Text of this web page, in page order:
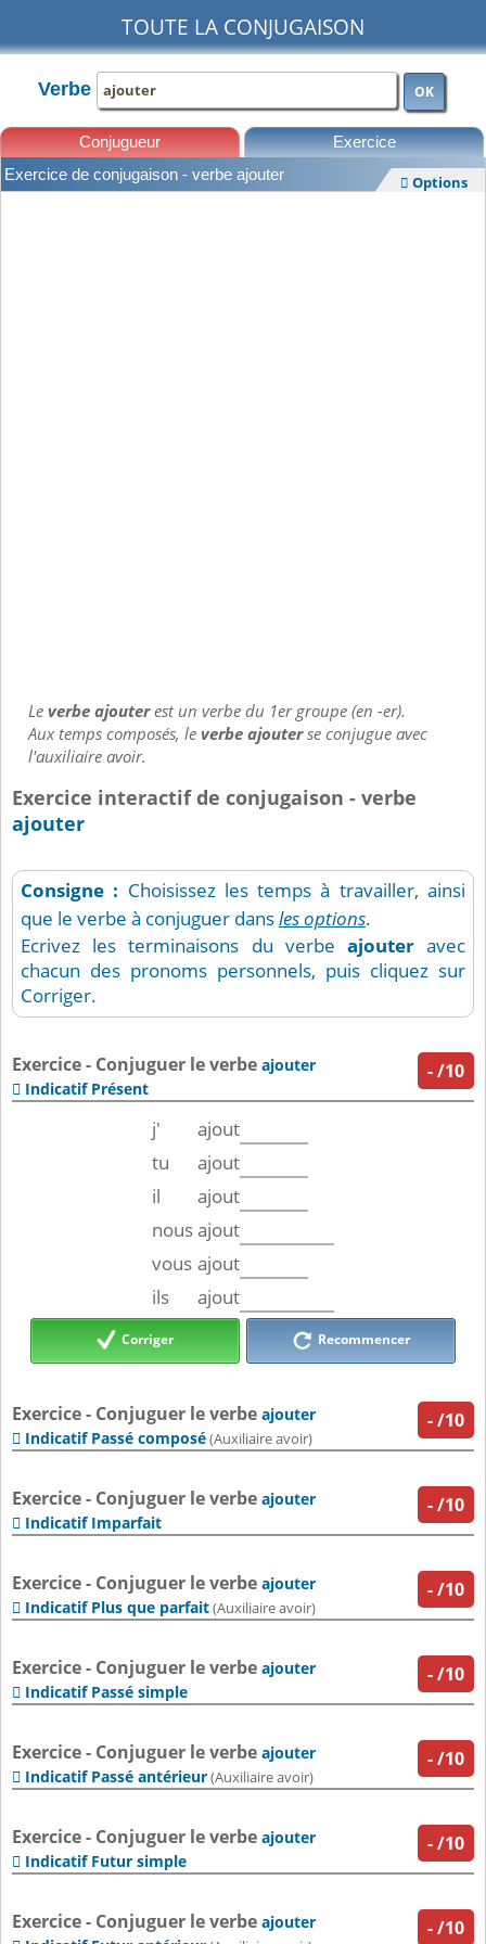
TOUTE LA CONJUGAISON
Verbe OK
Conjugueur Exercice
Exercice de conjugaison - verbe ajouter  Options
Leverbe ajouterest un verbe du 1er groupe (en -er).
Aux temps composés, leverbe ajouterse conjugue avec
l'auxiliaire avoir.
Exercice interactif de conjugaison - verbe
ajouter
Consigne : Choisissez les temps à travailler, ainsi
que le verbe à conjuguer dansles options.
Ecrivez les terminaisons du verbe ajouteravec
chacun des pronoms personnels, puis cliquez sur
Corriger.
-/10
Exercice - Conjuguer le verbe ajouter
 Indicatif Présent
j'
ajout
tu
ajout
il
ajout
nousajout
vous ajout
ils
ajout
Corriger Recommencer
-/10
Exercice - Conjuguer le verbe ajouter
 Indicatif Passé composé(Auxiliaire avoir)
-/10
Exercice - Conjuguer le verbe ajouter
 Indicatif Imparfait
-/10
Exercice - Conjuguer le verbe ajouter
 Indicatif Plus que parfait(Auxiliaire avoir)
-/10
Exercice - Conjuguer le verbe ajouter
 Indicatif Passé simple
-/10
Exercice - Conjuguer le verbe ajouter
 Indicatif Passé antérieur(Auxiliaire avoir)
-/10
Exercice - Conjuguer le verbe ajouter
 Indicatif Futur simple
-/10
Exercice - Conjuguer le verbe ajouter